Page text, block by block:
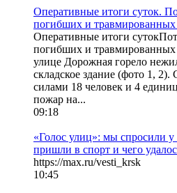
Оперативные итоги суток.
погибших и травмированных
Оперативные итоги
погибших и травмированных
улице Дорожная горело
складское здание (фото 1,
силами 18 человек и 4
пожар на...
09:18
«Голос улиц»: мы спросили у
пришли в спорт и чего
https://max.ru/vesti_krsk
10:45